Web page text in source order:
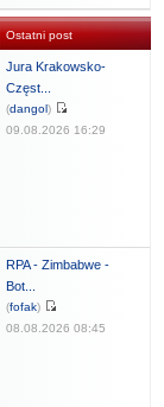
Ostatni post
Jura Krakowsko-
Częst...
(dangol)
09.08.2026 16:29
RPA - Zimbabwe -
Bot...
(fofak)
08.08.2026 08:45